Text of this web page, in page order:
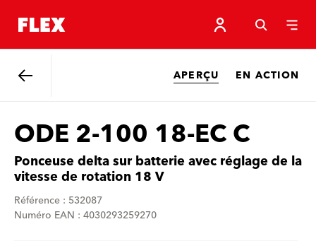
APERÇU EN ACTION
ODE 2-100 18-EC C
Ponceuse delta sur batterie avec réglage de la
vitesse de rotation 18 V
Référence : 532087
Numéro EAN : 4030293259270